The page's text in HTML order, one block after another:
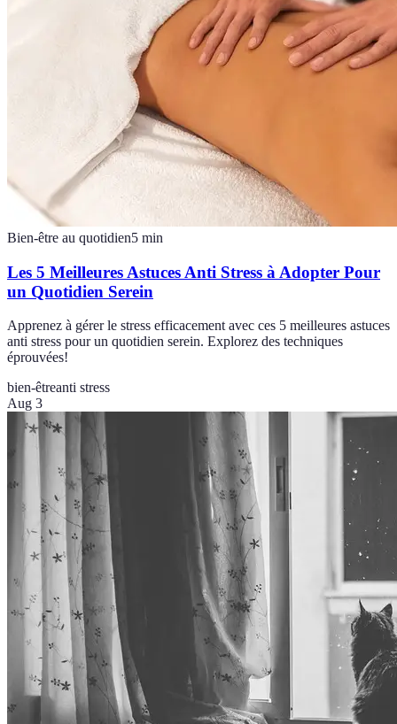
Bien-être au quotidien5 min
Les 5 Meilleures Astuces Anti Stress à Adopter Pour
un Quotidien Serein
Apprenez à gérer le stress efficacement avec ces 5 meilleures astuces
anti stress pour un quotidien serein. Explorez des techniques
éprouvées!
bien-êtreanti stress
Aug 3